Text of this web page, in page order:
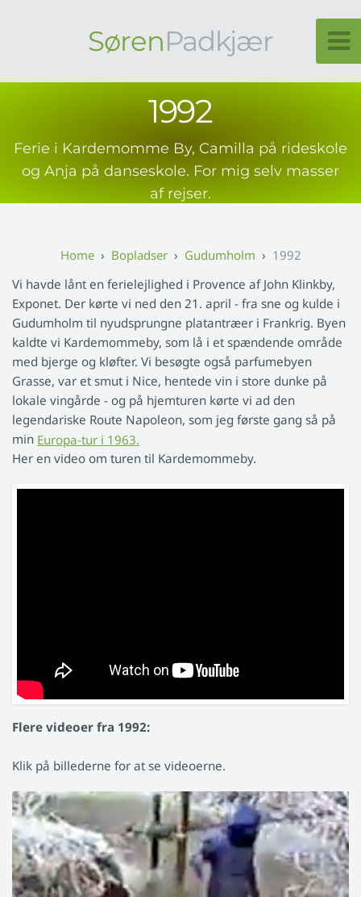
SørenPadkjær
1992
Ferie i Kardemomme By, Camilla på rideskole
og Anja på danseskole. For mig selv masser
af rejser.
Bopladser Gudumholm
1992
Vi havde lånt en ferielejlighed i Provence af John Klinkby,
Exponet. Der kørte vi ned den 21. april - fra sne og kulde i
Gudumholm til nyudsprungne platantræer i Frankrig. Byen
kaldte vi Kardemommeby, som lå i et spændende område
med bjerge og kløfter. Vi besøgte også parfumebyen
Grasse, var et smut i Nice, hentede vin i store dunke på
lokale vingårde - og på hjemturen kørte vi ad den
legendariske Route Napoleon, som jeg første gang så på
min Europa-tur i 1963.
Her en video om turen til Kardemommeby.
Flere videoer fra 1992:
Klik på billederne for at se videoerne.